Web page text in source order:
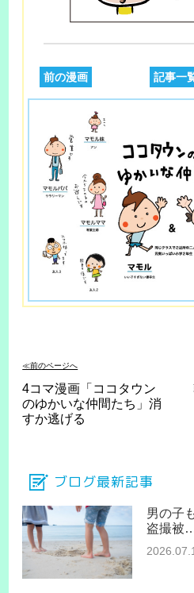
前の漫画 記事一
≪前のページへ
4コマ漫画「ココタウン
のゆかいな仲間たち」消
すか逃げる
ブログ最新記事
男の子
盗撮被